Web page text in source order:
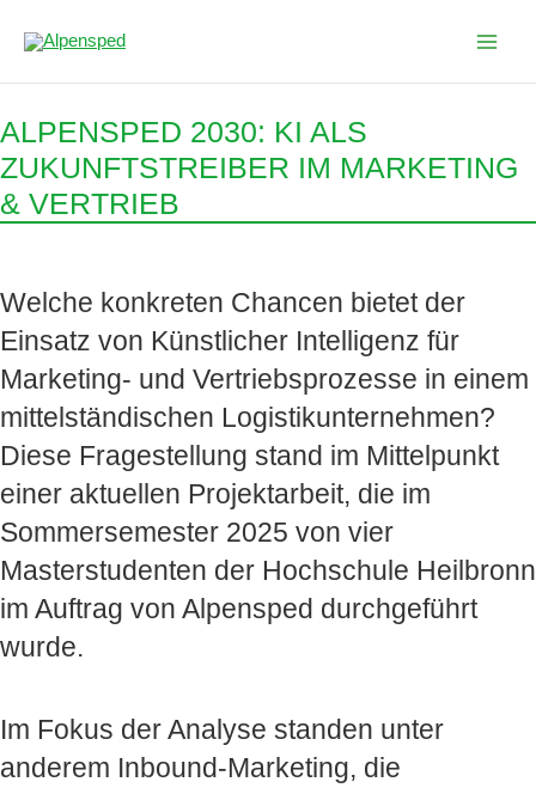
Inhalt
ALPENSPED 2030: KI ALS
ZUKUNFTSTREIBER IM MARKETING
& VERTRIEB
Welche konkreten Chancen bietet der
Einsatz von Künstlicher Intelligenz für
Marketing- und Vertriebsprozesse in einem
mittelständischen Logistikunternehmen?
Diese Fragestellung stand im Mittelpunkt
einer aktuellen Projektarbeit, die im
Sommersemester 2025 von vier
Masterstudenten der Hochschule Heilbronn
im Auftrag von Alpensped durchgeführt
wurde.
Im Fokus der Analyse standen unter
anderem Inbound-Marketing, die